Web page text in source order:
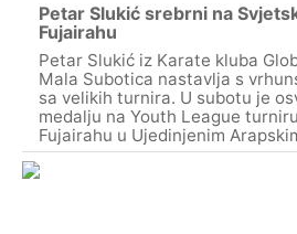
Petar Slukić srebrni na
Fujairahu
Petar Slukić iz Karate kluba
Mala Subotica nastavlja s
sa velikih turnira. U subotu je
medalju na Youth League
Fujairahu u Ujedinjenim